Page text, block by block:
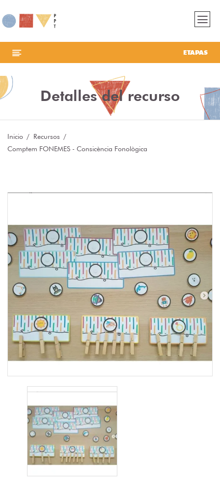
ETAPAS
Detalles del recurso
Inicio
Recursos
Comptem FONEMES - Consicència Fonològica